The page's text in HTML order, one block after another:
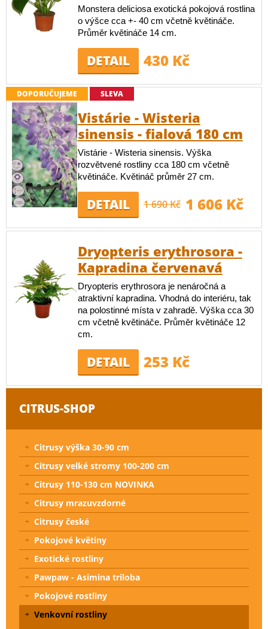
Monstera deliciosa exotická pokojová rostlina
o výšce cca +- 40 cm včetně květináče.
Průměr květináče 14 cm.
DETAIL 430 Kč
DOPORUČUJEME SLEVA
Vistárie - Wisteria
sinensis - fialová 180 cm
Vistárie - Wisteria sinensis. Výška
rozvětvené rostliny cca 180 cm včetně
květináče. Květináč průměr 27 cm.
DETAIL 1 690 Kč 1 606 Kč
Dryopteris erythrosora -
Kapradina červenavá
Dryopteris erythrosora je nenáročná a
atraktivní kapradina. Vhodná do interiéru, tak
na polostinné místa v zahradě. Výška cca 30
cm včetně květináče. Průměr květináče 12
cm.
DETAIL 253 Kč
CITRUS-SHOP
Citrusy výška 30-90 cm
Citrusy velké stromy 100-200 cm
Citrusy 110-130 cm NOVINKA
Citrusy mrazuvzdorné
Citrusy české
Pokojové květiny
Exotické rostliny
Pawpaw - Asimina triloba
Pokojové rostliny
Venkovní rostliny